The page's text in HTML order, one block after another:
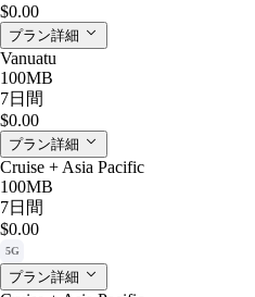
$0.00
プラン詳細
Vanuatu
100MB
7日間
$0.00
プラン詳細
Cruise + Asia Pacific
100MB
7日間
$0.00
5G
プラン詳細